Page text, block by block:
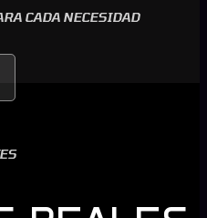
CADA NECESIDAD